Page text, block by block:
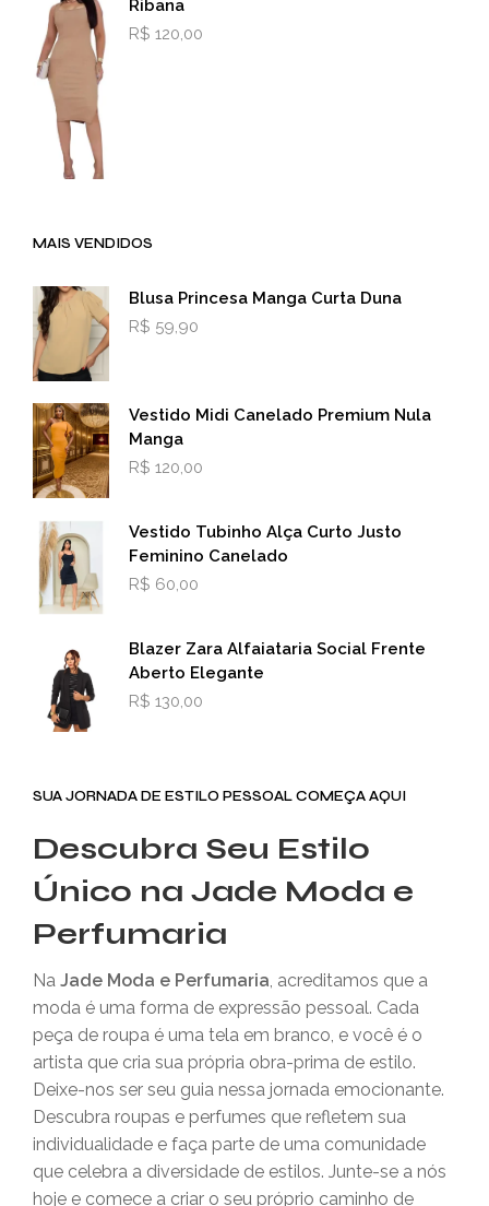
Ribana
R$ 120,00
MAIS VENDIDOS
Blusa Princesa Manga Curta Duna
R$ 59,90
Vestido Midi Canelado Premium Nula
Manga
R$ 120,00
Vestido Tubinho Alça Curto Justo
Feminino Canelado
R$ 60,00
Blazer Zara Alfaiataria Social Frente
Aberto Elegante
R$ 130,00
SUA JORNADA DE ESTILO PESSOAL COMEÇA AQUI
Descubra Seu Estilo
Único na Jade Moda e
Perfumaria
Na Jade Moda e Perfumaria , acreditamos que a
moda é uma forma de expressão pessoal. Cada
peça de roupa é uma tela em branco, e você é o
artista que cria sua própria obra-prima de estilo.
Deixe-nos ser seu guia nessa jornada emocionante.
Descubra roupas e perfumes que refletem sua
individualidade e faça parte de uma comunidade
que celebra a diversidade de estilos. Junte-se a nós
hoje e comece a criar o seu próprio caminho de